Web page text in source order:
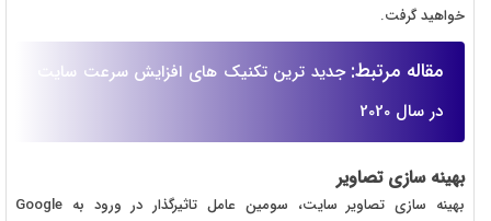
خواهید گرفت.
مقاله مرتبط:جدید ترین تکنیک های افزایش سرعت سایت
در سال 2020
بهینه سازی تصاویر
بهینه سازی تصاویر سایت، سومین عامل تاثیرگذار در ورود به Google